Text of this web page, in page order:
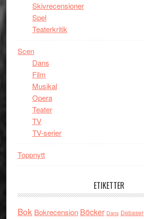
Skivrecensioner
Spel
Teaterkritik
Scen
Dans
Film
Musikal
Opera
Teater
TV
TV-serier
Toppnytt
ETIKETTER
Bok Bokrecension Böcker Dans Debaser